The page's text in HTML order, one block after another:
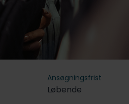
Ansøgningsfrist
Løbende